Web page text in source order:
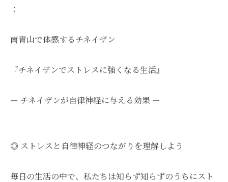
：
南青山で体感するチネイザン
『チネイザンでストレスに強くなる生活』
ー チネイザンが自律神経に与える効果 ー
◎ ストレスと自律神経のつながりを理解しよう
毎日の生活の中で、私たちは知らず知らずのうちにスト